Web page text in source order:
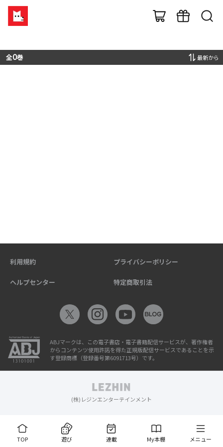
全0巻 最新から
TOP 遊び 連載 My本棚 メニュー
利用規約 プライバシーポリシー
ヘルプセンター 特定商取引法
ABJマークは、この電子書店・電子書籍配信サービスが、著作権者
からコンテンツ使用許諾を得た正規版配信サービスであることを示
す登録商標（登録番号第6091713号）です。
(株)レジンエンターテインメント